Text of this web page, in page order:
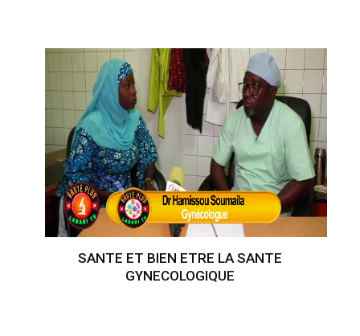
SANTE ET BIEN ETRE LA SANTE
GYNECOLOGIQUE